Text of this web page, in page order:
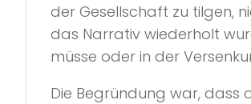
der Gesellschaft zu tilgen,
das Narrativ wiederholt
müsse oder in der
Die Begründung war,